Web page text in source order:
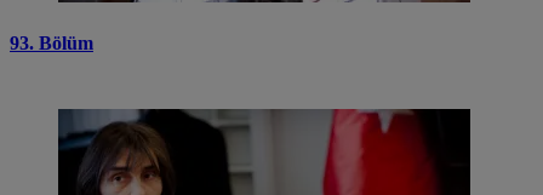
93. Bölüm